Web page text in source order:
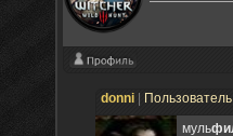
donni
муль